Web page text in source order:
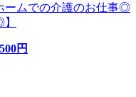
ームでの介護のお仕事◎
円